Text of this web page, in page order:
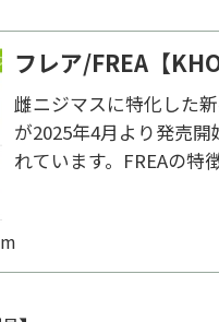
フレア/FREA【
雌ニジマスに特化した
が2025年4月より発売
れています。FREAの